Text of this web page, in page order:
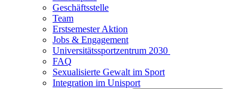
Geschäftsstelle
Team
Erstsemester Aktion
Jobs & Engagement
Universitätssportzentrum 2030
FAQ
Sexualisierte Gewalt im Sport
Integration im Unisport